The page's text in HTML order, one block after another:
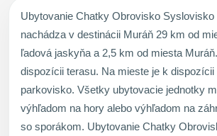
Ubytovanie Chatky Obrovisko Syslovisko
nachádza v destinácii Muráň 29 km od
ľadová jaskyňa a 2,5 km od miesta
dispozícii terasu. Na mieste je k
parkovisko. Všetky ubytovacie jednotky
výhľadom na hory alebo výhľadom na
so sporákom. Ubytovanie Chatky